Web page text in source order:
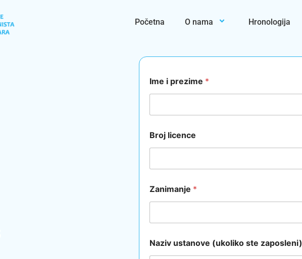
Početna O nama Hronologija
o
n
t
l
i
e
c
Ime i prezime *
Broj licence
Zanimanje *
Naziv ustanove (ukoliko ste zaposleni)